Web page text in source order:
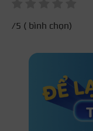
/5 ( bình chọn)